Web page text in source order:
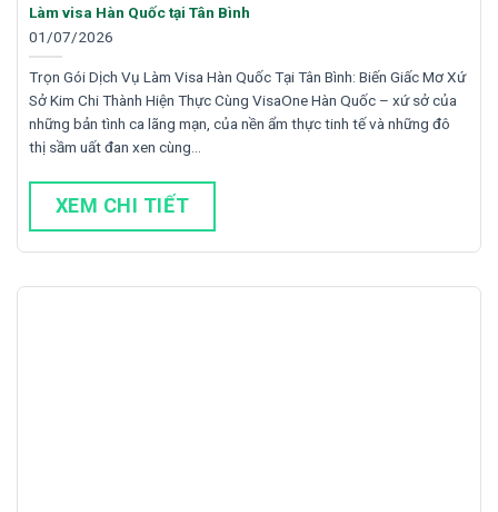
Làm visa Hàn Quốc tại Tân Bình
01/07/2026
Trọn Gói Dịch Vụ Làm Visa Hàn Quốc Tại Tân Bình: Biến Giấc Mơ Xứ
Sở Kim Chi Thành Hiện Thực Cùng VisaOne Hàn Quốc – xứ sở của
những bản tình ca lãng mạn, của nền ẩm thực tinh tế và những đô
thị sầm uất đan xen cùng…
XEM CHI TIẾT